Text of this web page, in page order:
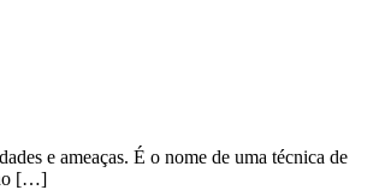
e ameaças. É o nome de uma técnica de
no […]